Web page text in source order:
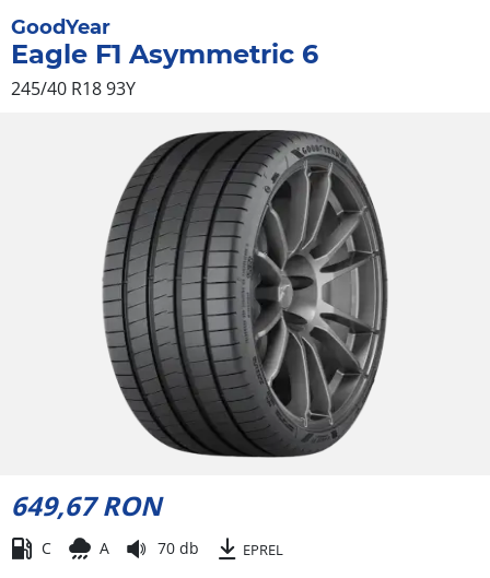
GoodYear
Eagle F1 Asymmetric 6
245/40 R18 93Y
649,67 RON
C A 70 db EPREL